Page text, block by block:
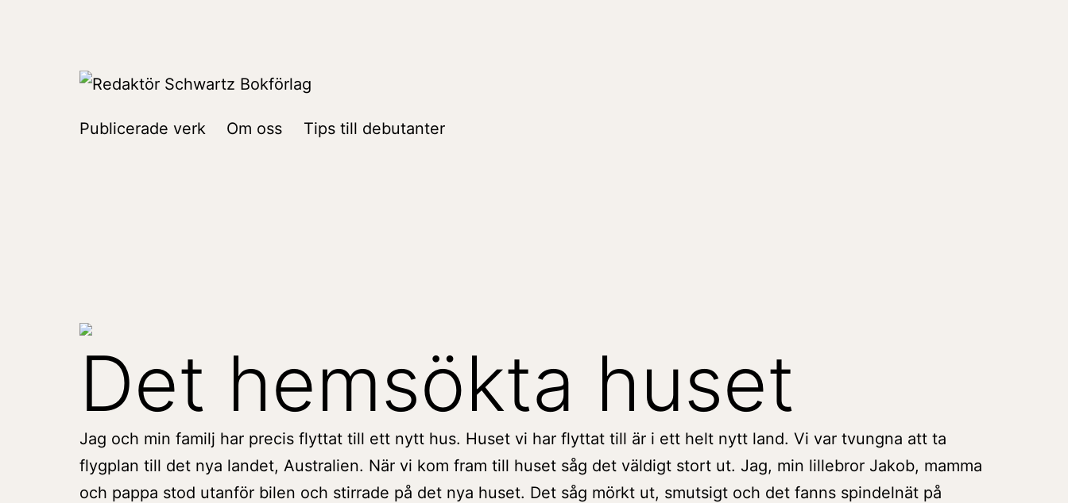
Redaktör
Publicerade verk Om oss Tips till debutanter
Det hemsökta huset
Jag och min familj har precis flyttat till ett nytt hus. Huset vi har flyttat till är i ett helt nytt land. Vi var tvungna att ta
flygplan till det nya landet, Australien. När vi kom fram till huset såg det väldigt stort ut. Jag, min lillebror Jakob, mamma
och pappa stod utanför bilen och stirrade på det nya huset. Det såg mörkt ut, smutsigt och det fanns spindelnät på